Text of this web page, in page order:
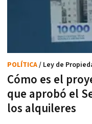
Cómo es el
que aprobó el
los alquileres
POLÍTICA/ Ley de